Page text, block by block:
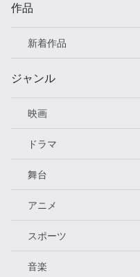
作品
新着作品
ジャンル
映画
ドラマ
舞台
アニメ
スポーツ
音楽